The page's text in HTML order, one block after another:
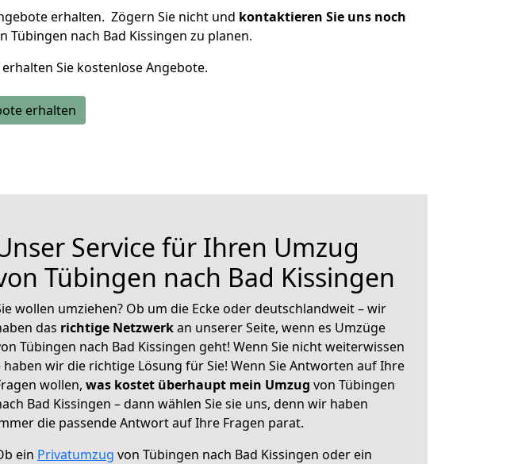
erhalten. Zögern Sie nicht und kontaktieren Sie uns noch
nach Bad Kissingen zu planen.
Sie kostenlose Angebote.
erhalten
Service für Ihren Umzug
Tübingen nach Bad Kissingen
wollen umziehen? Ob um die Ecke oder deutschlandweit – wir
das richtige Netzwerkan unserer Seite, wenn es Umzüge
Tübingen nach Bad Kissingen geht! Wenn Sie nicht weiterwissen
haben wir die richtige Lösung für Sie! Wenn Sie Antworten auf Ihre
wollen, was kostet überhaupt mein Umzug von Tübingen
Bad Kissingen – dann wählen Sie sie uns, denn wir haben
die passende Antwort auf Ihre Fragen parat.
ein Privatumzug von Tübingen nach Bad Kissingen oder ein